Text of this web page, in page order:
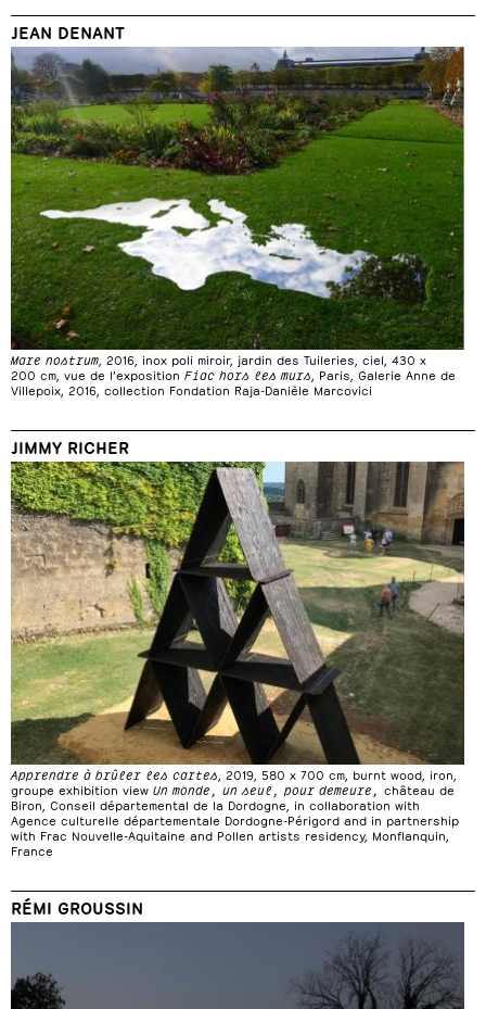
JEAN DENANT
Mare nostrum, 2016, inox poli miroir, jardin des Tuileries, ciel, 430 x
200 cm, vue de l’exposition Fiac hors les murs, Paris, Galerie Anne de
Villepoix, 2016, collection Fondation Raja-Danièle Marcovici
JIMMY RICHER
Apprendre à brûler les cartes , 2019, 580 x 700 cm, burnt wood, iron,
groupe exhibition view Un monde, un seul, pour demeure, château de
Biron, Conseil départemental de la Dordogne, in collaboration with
Agence culturelle départementale Dordogne-Périgord and in partnership
with Frac Nouvelle-Aquitaine and Pollen artists residency, Monflanquin,
France
RÉMI GROUSSIN